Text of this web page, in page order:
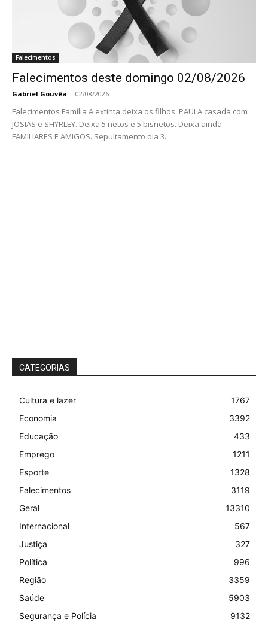
Falecimentos
Falecimentos deste domingo 02/08/2026
Gabriel Gouvêa - 02/08/2026
Falecimentos Família A extinta deixa os filhos: PAULA casada com
JOSIAS e SHYRLEY. Deixa 5 netos e 5 bisnetos. Deixa ainda
FAMILIARES E AMIGOS. Sepultamento dia 3...
CATEGORIAS
Cultura e lazer
1767
Economia
3392
Educação
433
Emprego
1211
Esporte
1328
Falecimentos
3119
Geral
13310
Internacional
567
Justiça
327
Política
996
Região
3359
Saúde
5903
Segurança e Polícia
9132